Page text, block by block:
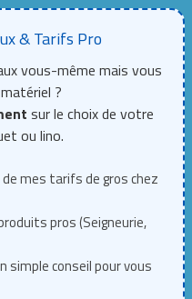
& Tarifs Pro
vous-même mais vous
?
sur le choix de votre
ou lino.
mes tarifs de gros chez
pros (Seigneurie,
simple conseil pour vous